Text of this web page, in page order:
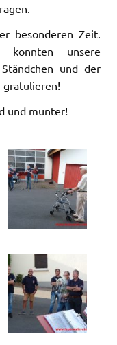
besonderen Zeit.
konnten unsere
und der
gratulieren!
und munter!